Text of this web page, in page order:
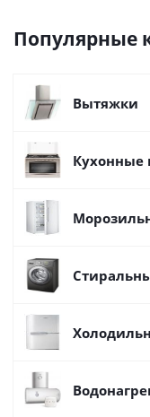
Популярные
Вытяжки
Кухонные